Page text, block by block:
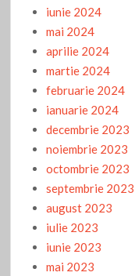
iunie 2024
mai 2024
aprilie 2024
martie 2024
februarie 2024
ianuarie 2024
decembrie 2023
noiembrie 2023
octombrie 2023
septembrie 2023
august 2023
iulie 2023
iunie 2023
mai 2023